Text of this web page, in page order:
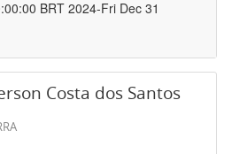
BRT 2024-Fri Dec 31
Costa dos Santos